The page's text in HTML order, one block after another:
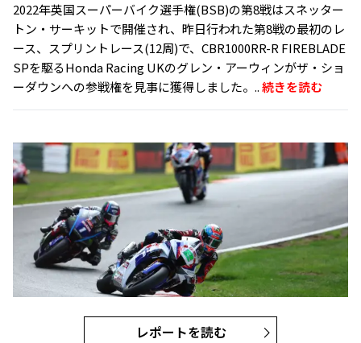
2022年英国スーパーバイク選手権(BSB)の第8戦はスネッター
トン・サーキットで開催され、昨日行われた第8戦の最初のレ
ース、スプリントレース(12周)で、CBR1000RR-R FIREBLADE
SPを駆るHonda Racing UKのグレン・アーウィンがザ・ショ
ーダウンへの参戦権を見事に獲得しました。..続きを読む
レポートを読む